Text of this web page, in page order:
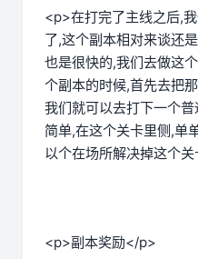
<p>在打完了主线之后,
了,这个副本相对来谈还
也是很快的,我们去做这
个副本的时候,首先去把
我们就可以去打下一个
简单,在这个关卡里侧,单
以个在场所解决掉这个
<p>副本奖励</p>